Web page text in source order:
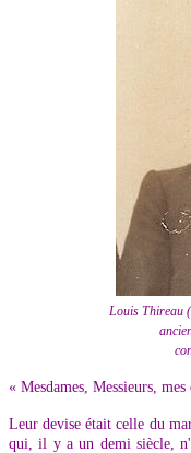
Louis Thireau
« Mesdames, Messieurs, mes
Leur devise était celle du
qui, il y a un demi siècle,